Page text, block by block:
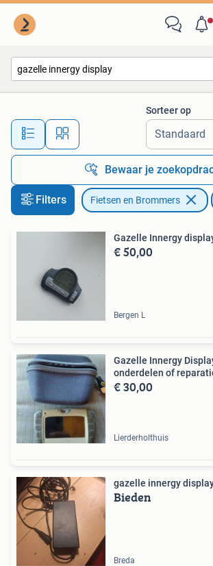
Alle afstanden…
Sorteer op
Bewaar je
Filters Fietsen en Brommers
Gazelle Innergy
€ 50,00
Bergen L
Gazelle Innergy
onderdelen of
€ 30,00
Lierderholthuis
gazelle innergy
Bieden
Breda